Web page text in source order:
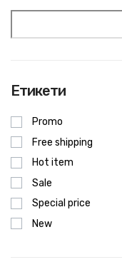
Етикети
Promo
Free shipping
Hot item
Sale
Special price
New